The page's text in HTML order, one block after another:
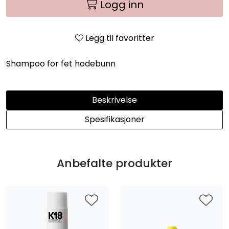
Logg inn
Legg til favoritter
Shampoo for fet hodebunn
Beskrivelse
Spesifikasjoner
Anbefalte produkter